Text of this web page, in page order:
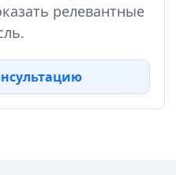
релевантные